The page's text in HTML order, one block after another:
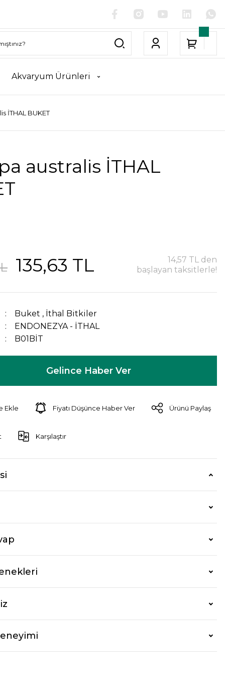
Akvaryum Ürünleri
İTHAL BUKET
australis İTHAL
135,63 TL
14,57 TL den
başlayan taksitlerle!
Buket , İthal Bitkiler
ENDONEZYA - İTHAL
B01BİT
Gelince Haber Ver
Fiyatı Düşünce Haber Ver Ürünü Paylaş
Karşılaştır